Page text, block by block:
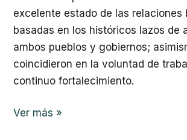
excelente estado de las relaciones
basadas en los históricos lazos de
ambos pueblos y gobiernos;
coincidieron en la voluntad de
continuo fortalecimiento.
Ver más »